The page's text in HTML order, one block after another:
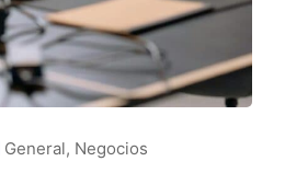
General, Negocios